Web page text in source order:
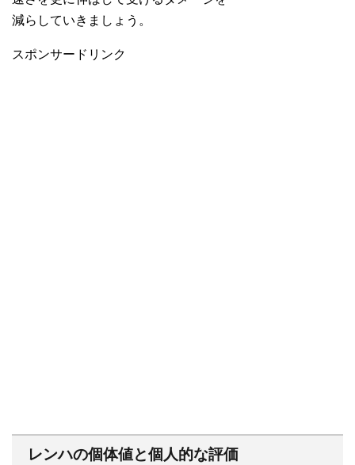
減らしていきましょう。
スポンサードリンク
レンハの個体値と個人的な評価